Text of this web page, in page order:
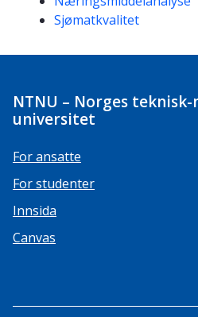
Sjømatkvalitet
NTNU – Norges
universitet
For ansatte
For studenter
Innsida
Canvas